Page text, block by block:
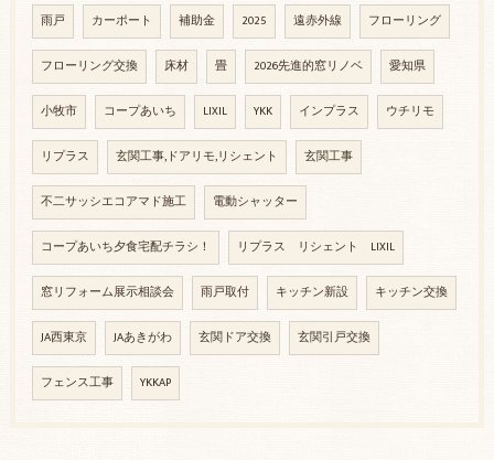
雨戸 カーポート 補助金 2025 遠赤外線 フローリング
フローリング交換 床材 畳 2026先進的窓リノベ 愛知県
小牧市 コープあいち LIXIL YKK インプラス ウチリモ
リプラス 玄関工事,ドアリモ,リシェント 玄関工事
不二サッシエコアマド施工 電動シャッター
コープあいち夕食宅配チラシ！ リプラス リシェント LIXIL
窓リフォーム展示相談会 雨戸取付 キッチン新設 キッチン交換
JA西東京 JAあきがわ 玄関ドア交換 玄関引戸交換
フェンス工事 YKKAP